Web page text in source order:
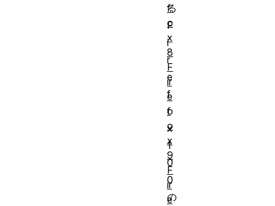
る
F
i
r
e
f
o
x
1
0
0
の
f
o
x
8
F
ir
e
f
o
x
9
F
ir
e